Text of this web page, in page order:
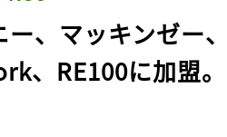
ー、マッキンゼー
、RE100に加盟